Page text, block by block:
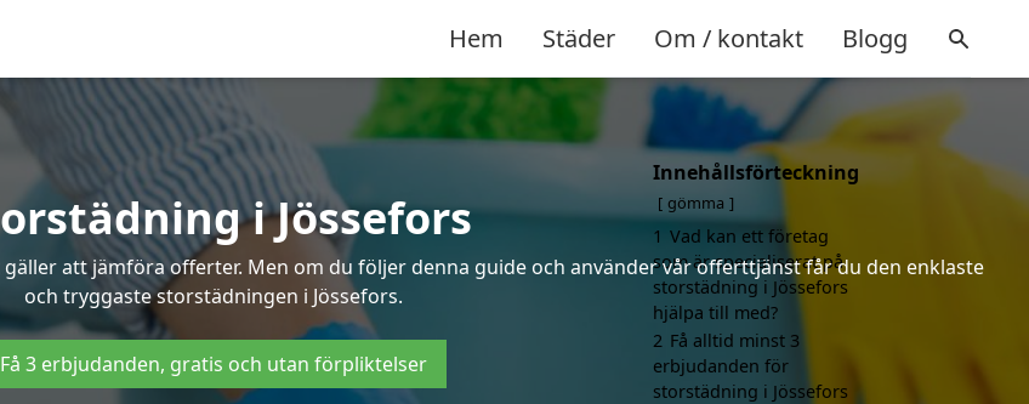
Hem Städer Om / kontakt Blogg
i Jössefors
att jämföra offerter. Men om du följer denna guide och använder vår offerttjänst får du den enklaste
och tryggaste storstädningen i Jössefors.
Få 3 erbjudanden, gratis och utan förpliktelser
Innehållsförteckning
gömma
1 Vad kan ett företag
som är specialiserat på
storstädning i Jössefors
hjälpa till med?
2 Få alltid minst 3
erbjudanden för
storstädning i Jössefors